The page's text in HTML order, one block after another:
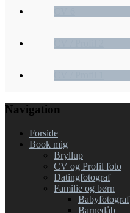
Navigation
Forside
Book mig
Bryllup
CV og Profil foto
Datingfotograf
Familie og børn
Babyfotograf
Barnedåb